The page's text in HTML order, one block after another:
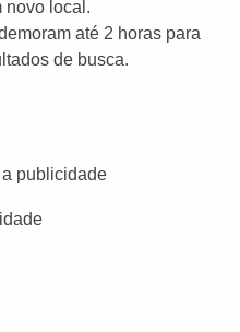
novo local.
até 2 horas para
de busca.
publicidade